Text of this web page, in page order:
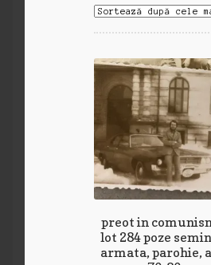
preot in
lot 284 poze
armata, parohie,